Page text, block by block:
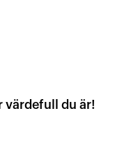
värdefull du är!